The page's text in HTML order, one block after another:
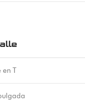
en T